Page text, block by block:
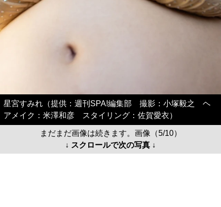
星宮すみれ（提供：週刊SPA!編集部 撮影：小塚毅之 ヘ
アメイク：米澤和彦 スタイリング：佐賀愛衣）
まだまだ画像は続きます。画像（5/10）
↓ スクロールで次の写真 ↓